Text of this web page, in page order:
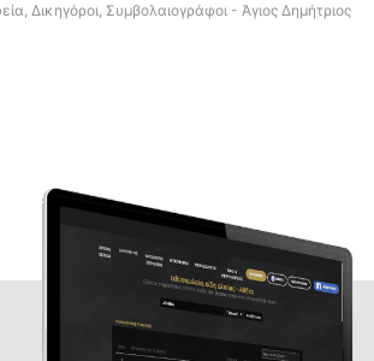
Δικηγόροι, Συμβολαιογράφοι - Άγιος Δημήτριος